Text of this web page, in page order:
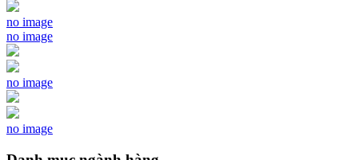
no image
no image
no image
no image